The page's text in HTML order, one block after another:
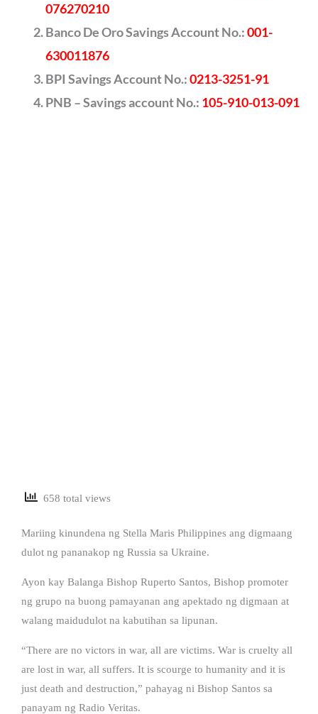
076270210
Banco De Oro Savings Account No.:001-
630011876
BPI Savings Account No.:0213-3251-91
PNB – Savings account No.: 105-910-013-091
658 total views
Mariing kinundena ng Stella Maris Philippines ang digmaang
dulot ng pananakop ng Russia sa Ukraine.
Ayon kay Balanga Bishop Ruperto Santos, Bishop promoter
ng grupo na buong pamayanan ang apektado ng digmaan at
walang maidudulot na kabutihan sa lipunan.
“There are no victors in war, all are victims. War is cruelty all
are lost in war, all suffers. It is scourge to humanity and it is
just death and destruction,” pahayag ni Bishop Santos sa
panayam ng Radio Veritas.